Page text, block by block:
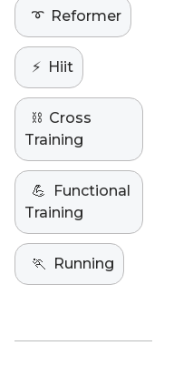
➰ Reformer
⚡️ Hiit
⛓️ Cross
Training
💪
Functional
Training
🏃 Running